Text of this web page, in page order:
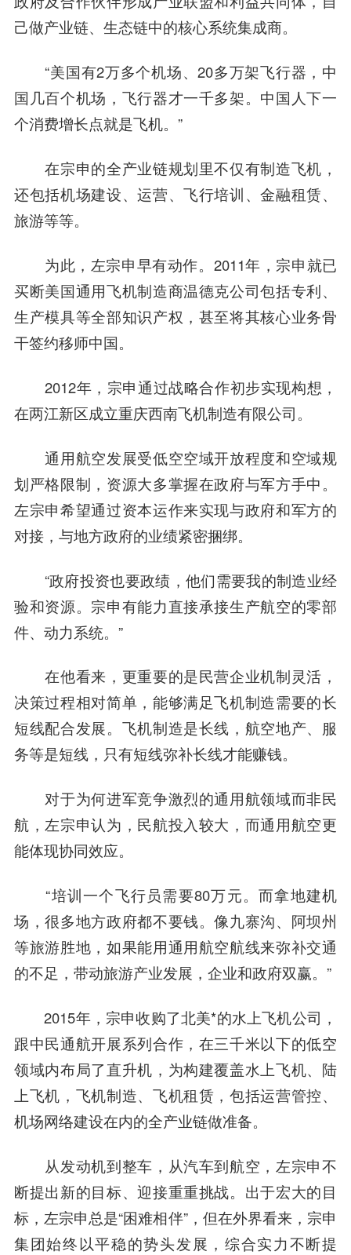
己做产业链、生态链中的核心系统集成商。
“美国有2万多个机场、20多万架飞行器，中
国几百个机场，飞行器才一千多架。中国人下一
个消费增长点就是飞机。”
在宗申的全产业链规划里不仅有制造飞机，
还包括机场建设、运营、飞行培训、金融租赁、
旅游等等。
为此，左宗申早有动作。2011年，宗申就已
买断美国通用飞机制造商温德克公司包括专利、
生产模具等全部知识产权，甚至将其核心业务骨
干签约移师中国。
2012年，宗申通过战略合作初步实现构想，
在两江新区成立重庆西南飞机制造有限公司。
通用航空发展受低空空域开放程度和空域规
划严格限制，资源大多掌握在政府与军方手中。
左宗申希望通过资本运作来实现与政府和军方的
对接，与地方政府的业绩紧密捆绑。
“政府投资也要政绩，他们需要我的制造业经
验和资源。宗申有能力直接承接生产航空的零部
件、动力系统。”
在他看来，更重要的是民营企业机制灵活，
决策过程相对简单，能够满足飞机制造需要的长
短线配合发展。飞机制造是长线，航空地产、服
务等是短线，只有短线弥补长线才能赚钱。
对于为何进军竞争激烈的通用航领域而非民
航，左宗申认为，民航投入较大，而通用航空更
能体现协同效应。
“培训一个飞行员需要80万元。而拿地建机
场，很多地方政府都不要钱。像九寨沟、阿坝州
等旅游胜地，如果能用通用航空航线来弥补交通
的不足，带动旅游产业发展，企业和政府双赢。”
2015年，宗申收购了北美*的水上飞机公司，
跟中民通航开展系列合作，在三千米以下的低空
领域内布局了直升机，为构建覆盖水上飞机、陆
上飞机，飞机制造、飞机租赁，包括运营管控、
机场网络建设在内的全产业链做准备。
从发动机到整车，从汽车到航空，左宗申不
断提出新的目标、迎接重重挑战。出于宏大的目
标，左宗申总是“困难相伴”，但在外界看来，宗申
集团始终以平稳的势头发展，综合实力不断提